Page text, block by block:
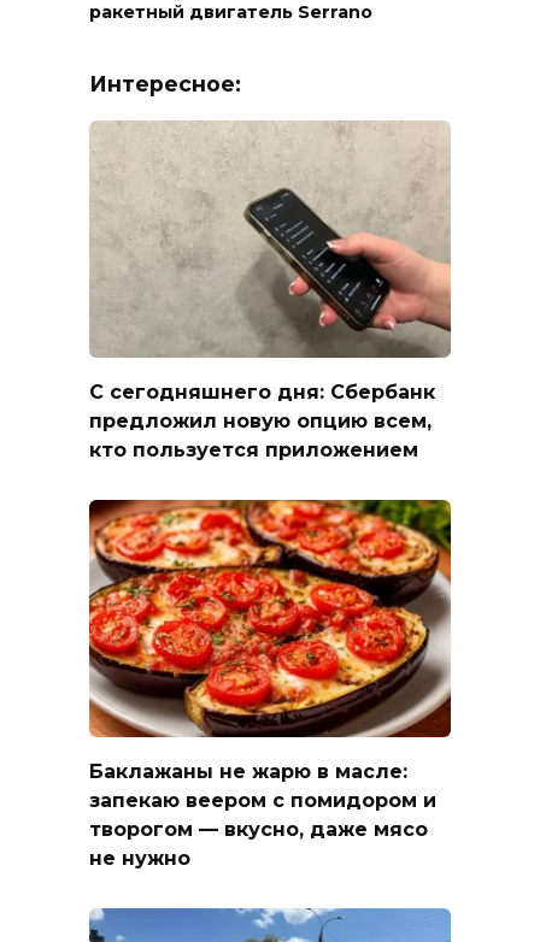
ракетный двигатель Serrano
Интересное:
С сегодняшнего дня: Сбербанк
предложил новую опцию всем,
кто пользуется приложением
Баклажаны не жарю в масле:
запекаю веером с помидором и
творогом — вкусно, даже мясо
не нужно